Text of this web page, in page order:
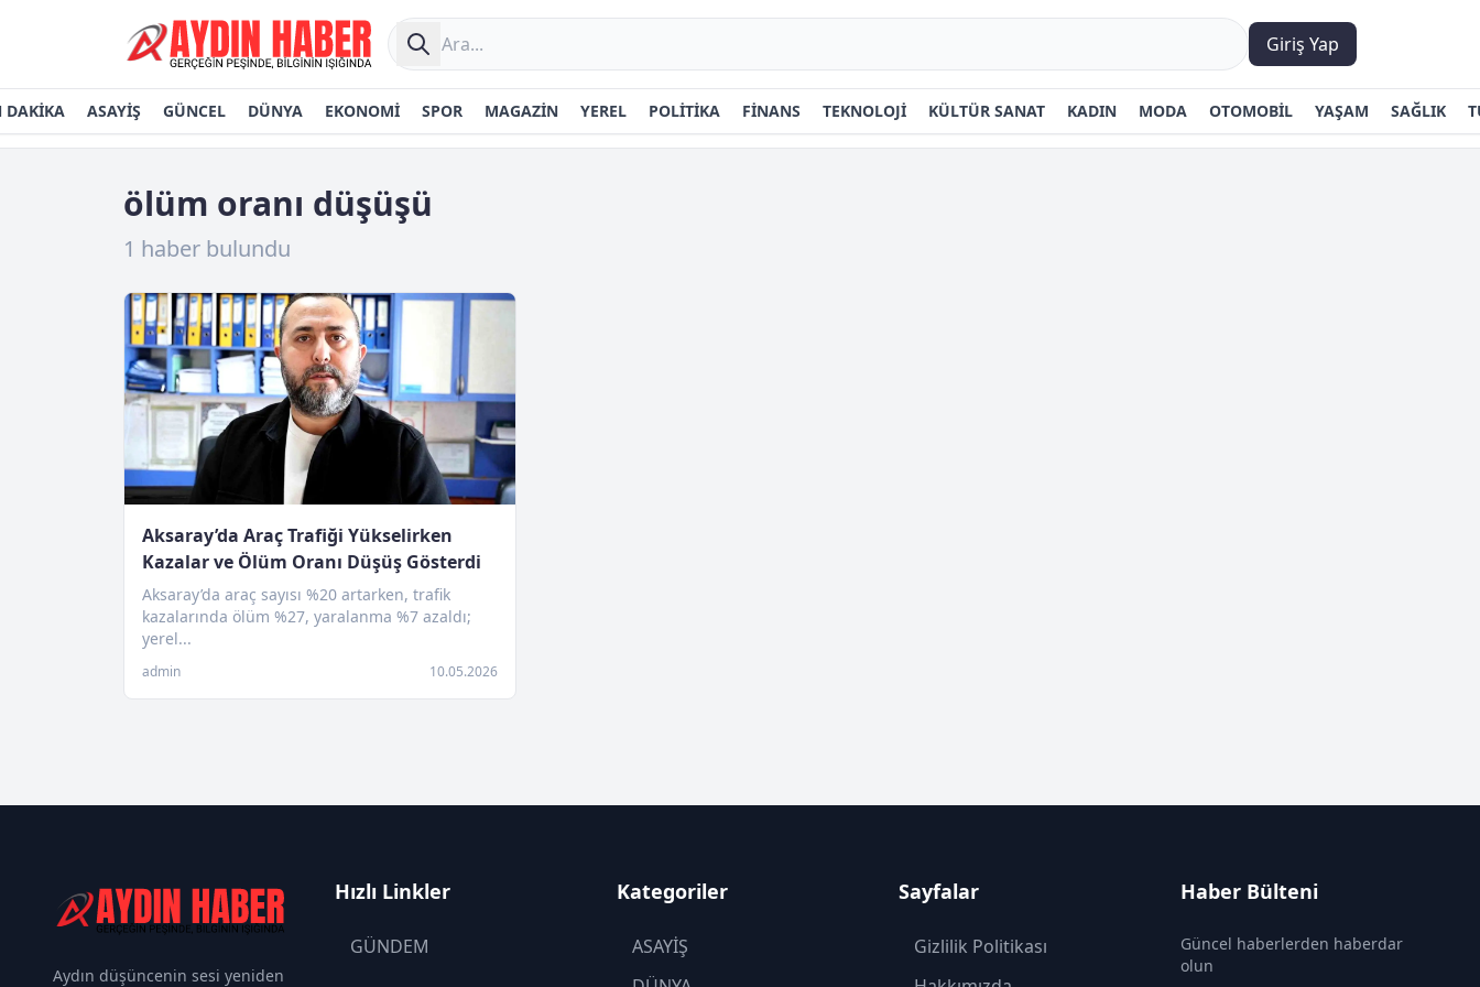
Giriş Yap
DAKİKA ASAYİŞ GÜNCEL DÜNYA EKONOMİ SPOR MAGAZİN YEREL POLİTİKA FİNANS TEKNOLOJİ KÜLTÜR SANAT KADIN MODA OTOMOBİL YAŞAM SAĞLIK
ölüm oranı düşüşü
1 haber bulundu
Aksaray’da Araç Trafiği Yükselirken
Kazalar ve Ölüm Oranı Düşüş Gösterdi
Aksaray’da araç sayısı %20 artarken, trafik
kazalarında ölüm %27, yaralanma %7 azaldı;
yerel...
admin 10.05.2026
Aydın düşüncenin sesi yeniden
Hızlı Linkler
GÜNDEM
Kategoriler
ASAYİŞ
Sayfalar
Gizlilik Politikası
Haber Bülteni
Güncel haberlerden haberdar
olun